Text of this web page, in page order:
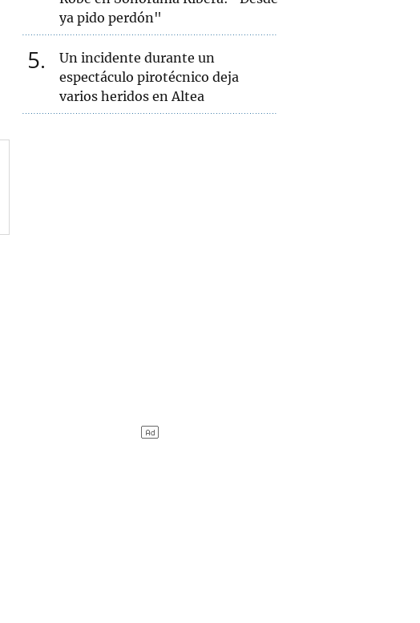
ya pido perdón"
5
Un incidente durante un
espectáculo pirotécnico deja
varios heridos en Altea